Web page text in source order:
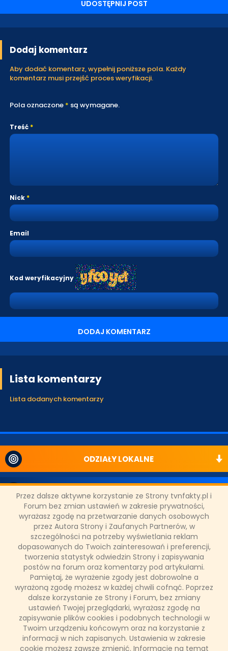
Przez dalsze aktywne korzystanie ze Strony tvnfakty.pl i
Forum bez zmian ustawień w zakresie prywatności,
wyrażasz zgodę na przetwarzanie danych osobowych
przez Autora Strony i Zaufanych Partnerów, w
szczególności na potrzeby wyświetlania reklam
dopasowanych do Twoich zainteresowań i preferencji,
tworzenia statystyk odwiedzin Strony i zapisywania
postów na forum oraz komentarzy pod artykułami.
Pamiętaj, że wyrażenie zgody jest dobrowolne a
wyrażoną zgodę możesz w każdej chwili cofnąć. Poprzez
dalsze korzystanie ze Strony i Forum, bez zmiany
ustawień Twojej przeglądarki, wyrażasz zgodę na
zapisywanie plików cookies i podobnych technologii w
Twoim urządzeniu końcowym oraz na korzystanie z
informacji w nich zapisanych. Ustawienia w zakresie
cookie możesz zawsze zmienić. Informacje na temat
ODZIAŁY LOKALNE
PARTNERZY
SONDA
UDOSTĘPNIJ POST
Dodaj komentarz
Aby dodać komentarz, wypełnij poniższe pola. Każdy
komentarz musi przejść proces weryfikacji.
Pola oznaczone * są wymagane.
Treść
Nick
Email
Kod weryfikacyjny
DODAJ KOMENTARZ
Lista komentarzy
Lista dodanych komentarzy
NASZE WYWIADY
FAKTY TVN
WAŻNE RELACJE